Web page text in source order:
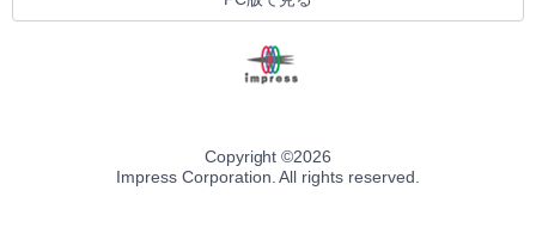
Copyright ©2026
Impress Corporation. All rights reserved.